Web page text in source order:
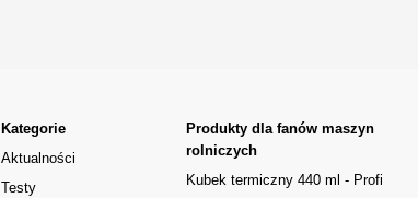
Kategorie
Aktualności
Testy
Produkty dla fanów maszyn
rolniczych
Kubek termiczny 440 ml - Profi